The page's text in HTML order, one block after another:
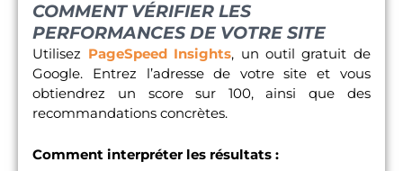
COMMENT VÉRIFIER LES
PERFORMANCES DE VOTRE SITE
Utilisez PageSpeed Insights, un outil gratuit de
Google. Entrez l’adresse de votre site et vous
obtiendrez un score sur 100, ainsi que des
recommandations concrètes.
Comment interpréter les résultats :